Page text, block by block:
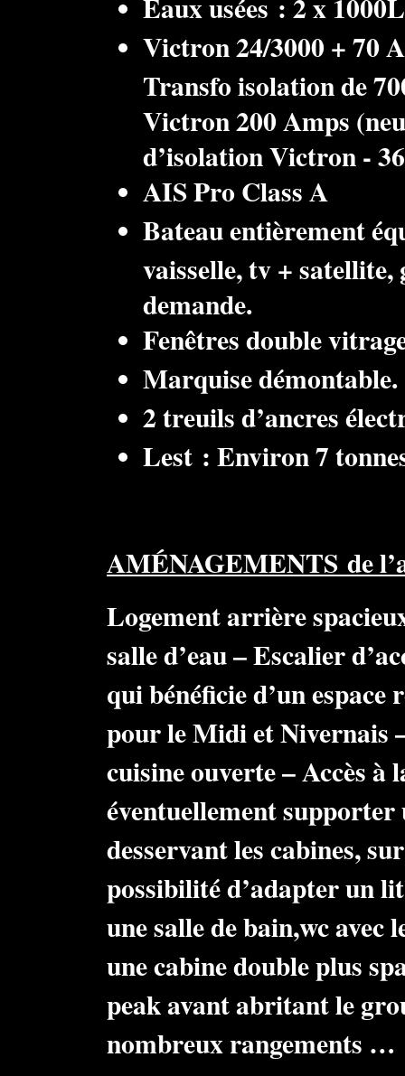
Victron 24/3000 + 70
Transfo isolation de
Victron 200 Amps
d’isolation Victron -
AIS Pro Class A
Bateau entièrement
vaisselle, tv +
demande.
Fenêtres double
Marquise démontable.
2 treuils d’ancres
Lest : Environ 7
AMÉNAGEMENTS de
Logement arrière
salle d’eau – Escalier
qui bénéficie d’un
pour le Midi et Nivernais
cuisine ouverte – Accès
éventuellement
desservant les cabines,
possibilité d’adapter un
une salle de bain,wc avec
une cabine double plus
peak avant abritant le
nombreux rangements …